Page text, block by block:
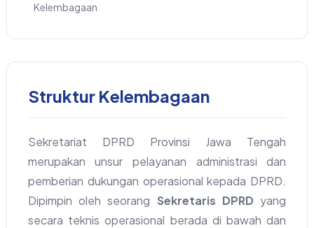
Kelembagaan
Struktur Kelembagaan
Sekretariat DPRD Provinsi Jawa Tengah
merupakan unsur pelayanan administrasi dan
pemberian dukungan operasional kepada DPRD.
Dipimpin oleh seorang Sekretaris DPRD yang
secara teknis operasional berada di bawah dan